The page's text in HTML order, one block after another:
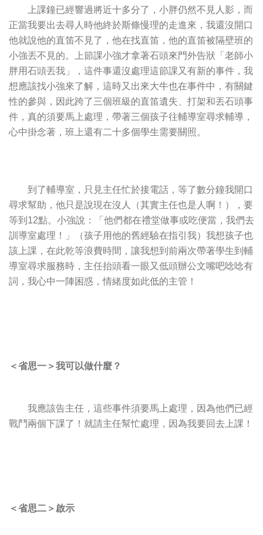
上課鐘已經響過將近十多分了，小胖仍然不見人影，而
正當我要出去尋人時他終於斯條慢理的走進來，我還沒開口
他就說他的直笛不見了，他在找直笛，他的直笛被隔壁班的
小強丟不見的。上節課小強才拿著石頭來門外告狀「老師小
胖用石頭丟我」，這件事還沒處理這節課又有新的事件，我
想應該找小強來了解，這時又出來大牛也在事件中，有關鍵
性的參與，因此跨了三個班級的直笛遺失、打架和丟石頭事
件，真的須要馬上處理，帶著三個孩子往輔導室尋求輔導，
心中掛念著，班上還有二十多個學生需要關照。
到了輔導室，只見主任忙於接電話，等了數分鐘我開口
尋求幫助，他只是說現在沒人（其實主任也是人啊！），要
等到12點。小強說：「他們都在禮堂做事或吃便當，我們去
訓導室處理！」（孩子用他的舊經驗在指引我）我想孩子也
該上課，在此乾等浪費時間，讓我想到前兩次帶著學生到輔
導室尋求服務時，主任抬頭看一眼又低頭辦公文嘴吧唸唸有
詞，我心中一陣困惑，情緒度如此低的主管！
＜省思一＞我可以做什麼？
我應該告主任，這些事件須要馬上處理，因為他們已經
戰鬥兩個下課了！就請主任幫忙處理，因為我要回去上課！
＜省思二＞啟示